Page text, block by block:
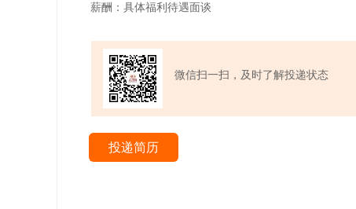
薪酬：具体福利待遇面谈
微信扫一扫，及时了解投递状态
投递简历